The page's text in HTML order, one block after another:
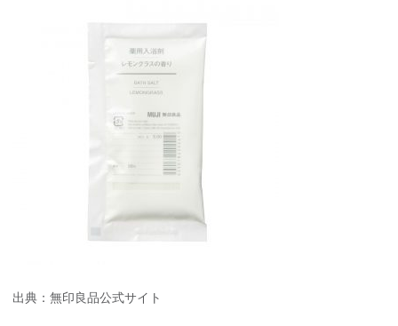
出典：無印良品公式サイト